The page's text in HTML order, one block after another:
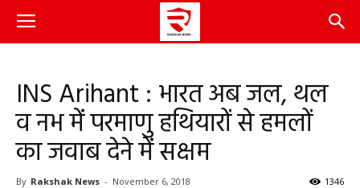
INS Arihant : भारत अब जल, थल
व नभ में परमाणु हथियारों से हमलों
का जवाब देने में सक्षम
By Rakshak News - November 6, 2018 1346